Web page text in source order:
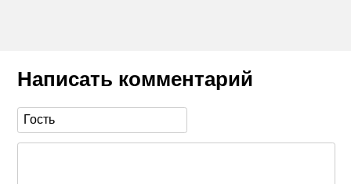
Написать комментарий